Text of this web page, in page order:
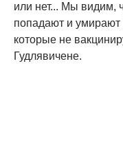
или нет... Мы видим,
попадают и
которые не
Гудлявичене.